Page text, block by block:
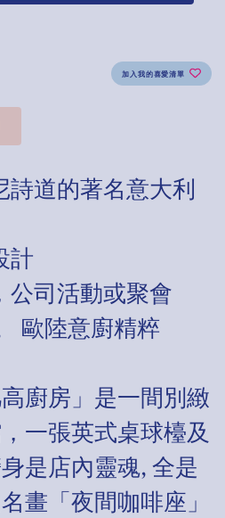
加入我的喜愛清單
道的著名意大利
計
公司活動或聚會
歐陸意廚精粹
廚房」是一間別緻
一張英式桌球檯及
是店內靈魂, 全是
畫「夜間咖啡座」